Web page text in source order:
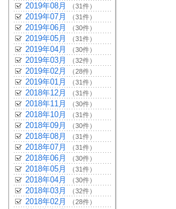
2019年08月 （31件）
2019年07月 （31件）
2019年06月 （30件）
2019年05月 （31件）
2019年04月 （30件）
2019年03月 （32件）
2019年02月 （28件）
2019年01月 （31件）
2018年12月 （31件）
2018年11月 （30件）
2018年10月 （31件）
2018年09月 （30件）
2018年08月 （31件）
2018年07月 （31件）
2018年06月 （30件）
2018年05月 （31件）
2018年04月 （30件）
2018年03月 （32件）
2018年02月 （28件）